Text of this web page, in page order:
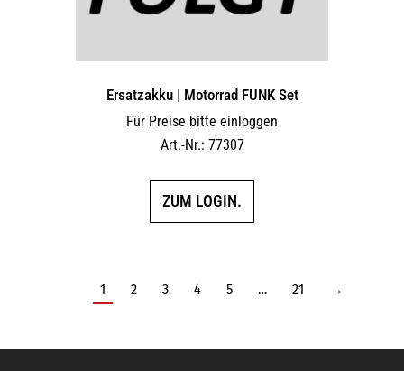
Ersatzakku | Motorrad FUNK Set
Für Preise bitte einloggen
Art.-Nr.: 77307
ZUM LOGIN.
1 2 3 4 5 … 21 →